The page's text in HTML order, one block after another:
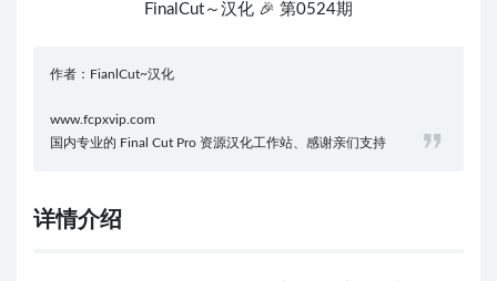
FinalCut～汉化 🎉 第0524期
作者：FianlCut~汉化
www.fcpxvip.com
国内专业的 Final Cut Pro 资源汉化工作站、感谢亲们支持
详情介绍